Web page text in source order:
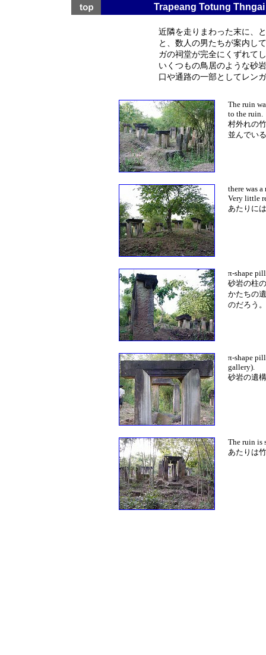
Trapeang Totung
近隣を走りまわった末に、
と、数人の男たちが案内し
ガの祠堂が完全にくずれて
いくつもの鳥居のような砂
口や通路の一部としてレン
The ruin
to the ruin.
村外れの
並んでい
there was
Very little
あたりに
π-shape
砂岩の柱
かたちの
のだろう。
π-shape
gallery).
砂岩の遺
The ruin is
あたりは